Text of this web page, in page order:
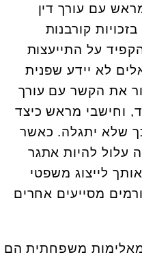
עם עורך דין
קורבנות
על התייעצות
לא יידע שפנית
את הקשר עם עורך
וחישבי מראש כיצד
שלא יתגלה. כאשר
עלול להיות אתגר
לייצוג משפטי
מסייעים אחרים
מאלימות משפחתית הם